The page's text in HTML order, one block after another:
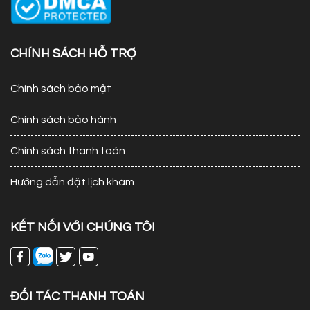
CHÍNH SÁCH HỖ TRỢ
Chính sách bảo mật
Chính sách bảo hành
Chính sách thanh toán
Hướng dẫn đặt lịch khám
KẾT NỐI VỚI CHÚNG TÔI
ĐỐI TÁC THANH TOÁN